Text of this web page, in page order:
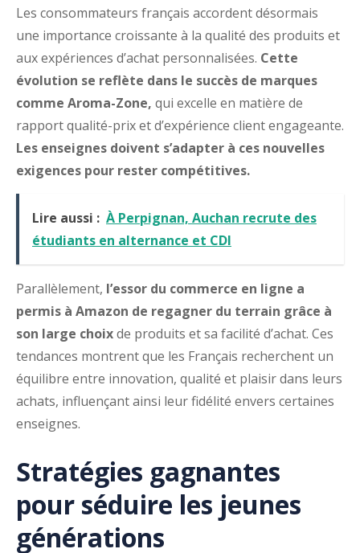
Les consommateurs français accordent désormais
une importance croissante à la qualité des produits et
aux expériences d’achat personnalisées. Cette
évolution se reflète dans le succès de marques
comme Aroma-Zone, qui excelle en matière de
rapport qualité-prix et d’expérience client engageante.
Les enseignes doivent s’adapter à ces nouvelles
exigences pour rester compétitives.
Lire aussi : À Perpignan, Auchan recrute des
étudiants en alternance et CDI
Parallèlement, l’essor du commerce en ligne a
permis à Amazon de regagner du terrain grâce à
son large choixde produits et sa facilité d’achat. Ces
tendances montrent que les Français recherchent un
équilibre entre innovation, qualité et plaisir dans leurs
achats, influençant ainsi leur fidélité envers certaines
enseignes.
Stratégies gagnantes
pour séduire les jeunes
générations